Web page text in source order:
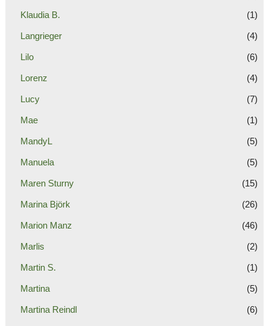
Klaudia B. (1)
Langrieger (4)
Lilo (6)
Lorenz (4)
Lucy (7)
Mae (1)
MandyL (5)
Manuela (5)
Maren Sturny (15)
Marina Björk (26)
Marion Manz (46)
Marlis (2)
Martin S. (1)
Martina (5)
Martina Reindl (6)